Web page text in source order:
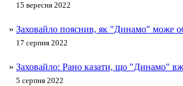
15 вересня 2022
» Заховайло пояснив, як "Динамо" може
17 серпня 2022
» Заховайло: Рано казати, що "Динамо"
5 серпня 2022